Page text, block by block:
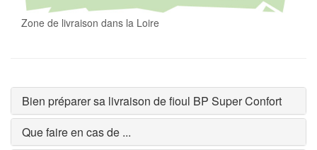
Zone de livraison dans la Loire
Bien préparer sa livraison de fioul BP Super Confort
Que faire en cas de ...